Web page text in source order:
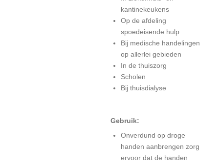
kantinekeukens
Op de afdeling
spoedeisende hulp
Bij medische handelingen
op allerlei gebieden
In de thuiszorg
Scholen
Bij thuisdialyse
Gebruik:
Onverdund op droge
handen aanbrengen zorg
ervoor dat de handen